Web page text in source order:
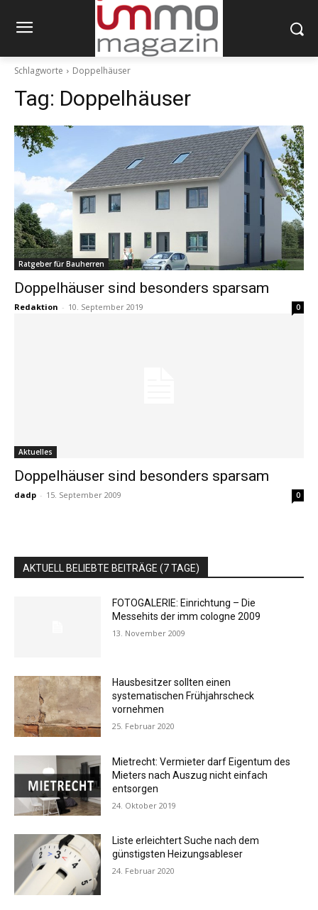
Schlagworte Doppelhäuser
Tag: Doppelhäuser
Ratgeber für Bauherren
Doppelhäuser sind besonders sparsam
Redaktion - 10. September 2019 0
Aktuelles
Doppelhäuser sind besonders sparsam
dadp - 15. September 2009 0
AKTUELL BELIEBTE BEITRÄGE (7 TAGE)
FOTOGALERIE: Einrichtung – Die
Messehits der imm cologne 2009
13. November 2009
Hausbesitzer sollten einen
systematischen Frühjahrscheck
vornehmen
25. Februar 2020
Mietrecht: Vermieter darf Eigentum des
Mieters nach Auszug nicht einfach
entsorgen
24. Oktober 2019
Liste erleichtert Suche nach dem
günstigsten Heizungsableser
24. Februar 2020